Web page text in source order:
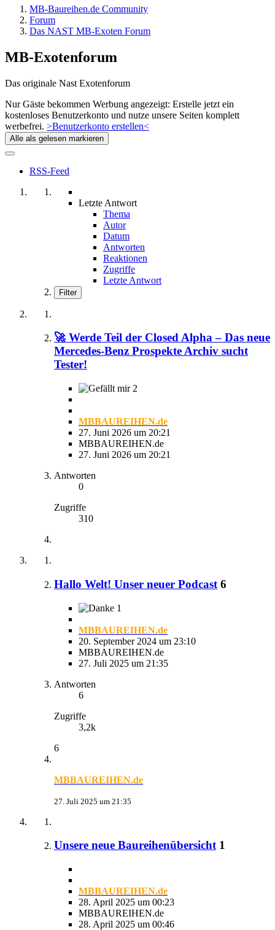
MB-Baureihen.de Community
Forum
Das NAST MB-Exoten Forum
MB-Exotenforum
Das originale Nast Exotenforum
Nur Gäste bekommen Werbung angezeigt: Erstelle jetzt ein
kostenloses Benutzerkonto und nutze unsere Seiten komplett
werbefrei. >Benutzerkonto erstellen<
Alle als gelesen markieren
RSS-Feed
Letzte Antwort
Thema
Autor
Datum
Antworten
Reaktionen
Zugriffe
Letzte Antwort
Filter
🚀 Werde Teil der Closed Alpha – Das neue
Mercedes-Benz Prospekte Archiv sucht
Tester!
2
MBBAUREIHEN.de
27. Juni 2026 um 20:21
MBBAUREIHEN.de
27. Juni 2026 um 20:21
Antworten
0
Zugriffe
310
Hallo Welt! Unser neuer Podcast 6
1
MBBAUREIHEN.de
20. September 2024 um 23:10
MBBAUREIHEN.de
27. Juli 2025 um 21:35
Antworten
6
Zugriffe
3,2k
6
MBBAUREIHEN.de
27. Juli 2025 um 21:35
Unsere neue Baureihenübersicht 1
MBBAUREIHEN.de
28. April 2025 um 00:23
MBBAUREIHEN.de
28. April 2025 um 00:46